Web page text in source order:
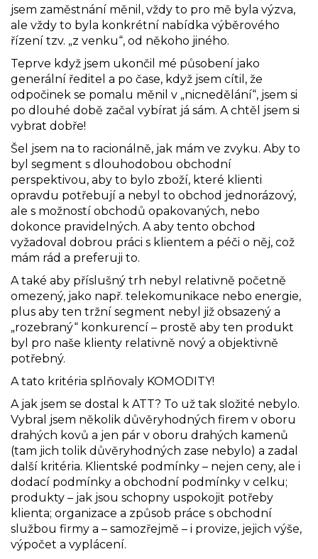
jsem zaměstnání měnil, vždy to pro mě byla výzva,
ale vždy to byla konkrétní nabídka výběrového
řízení tzv. „z venku“, od někoho jiného.
Teprve když jsem ukončil mé působení jako
generální ředitel a po čase, když jsem cítil, že
odpočinek se pomalu měnil v „nicnedělání“, jsem si
po dlouhé době začal vybírat já sám. A chtěl jsem si
vybrat dobře!
Šel jsem na to racionálně, jak mám ve zvyku. Aby to
byl segment s dlouhodobou obchodní
perspektivou, aby to bylo zboží, které klienti
opravdu potřebují a nebyl to obchod jednorázový,
ale s možností obchodů opakovaných, nebo
dokonce pravidelných. A aby tento obchod
vyžadoval dobrou práci s klientem a péči o něj, což
mám rád a preferuji to.
A také aby příslušný trh nebyl relativně početně
omezený, jako např. telekomunikace nebo energie,
plus aby ten tržní segment nebyl již obsazený a
„rozebraný“ konkurencí – prostě aby ten produkt
byl pro naše klienty relativně nový a objektivně
potřebný.
A tato kritéria splňovaly KOMODITY!
A jak jsem se dostal k ATT? To už tak složité nebylo.
Vybral jsem několik důvěryhodných firem v oboru
drahých kovů a jen pár v oboru drahých kamenů
(tam jich tolik důvěryhodných zase nebylo) a zadal
další kritéria. Klientské podmínky – nejen ceny, ale i
dodací podmínky a obchodní podmínky v celku;
produkty – jak jsou schopny uspokojit potřeby
klienta; organizace a způsob práce s obchodní
službou firmy a – samozřejmě – i provize, jejich výše,
výpočet a vyplácení.